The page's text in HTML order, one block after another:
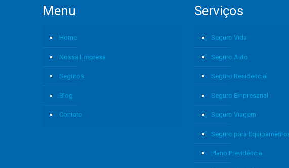
Menu
Home
Nossa Empresa
Seguros
Blog
Contato
Serviços
Seguro Vida
Seguro Auto
Seguro Residencial
Seguro Empresarial
Seguro Viagem
Seguro para
Plano Previdência